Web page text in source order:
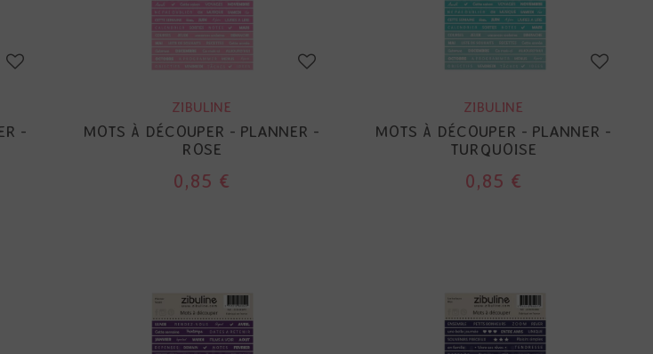
-
ZIBULINE
MOTS À DÉCOUPER - PLANNER -
ROSE
0,85 €
ZIBULINE
MOTS À DÉCOUPER - PLANNER -
TURQUOISE
0,85 €